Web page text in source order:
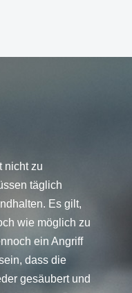
nicht zu
täglich
Es gilt,
wie möglich zu
ein Angriff
dass die
gesäubert und